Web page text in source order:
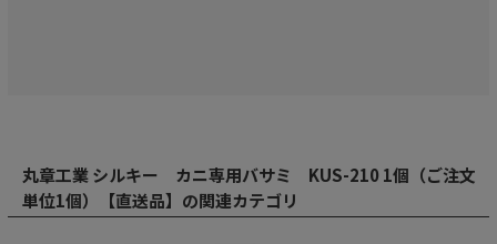
丸章工業 シルキー カニ専用バサミ KUS-210 1個（ご注文
単位1個）【直送品】の関連カテゴリ